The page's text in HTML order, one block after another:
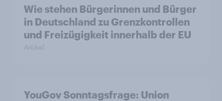
Wie stehen Bürgerinnen und Bürger
in Deutschland zu Grenzkontrollen
und Freizügigkeit innerhalb der EU
Artikel
YouGov Sonntagsfrage: Union